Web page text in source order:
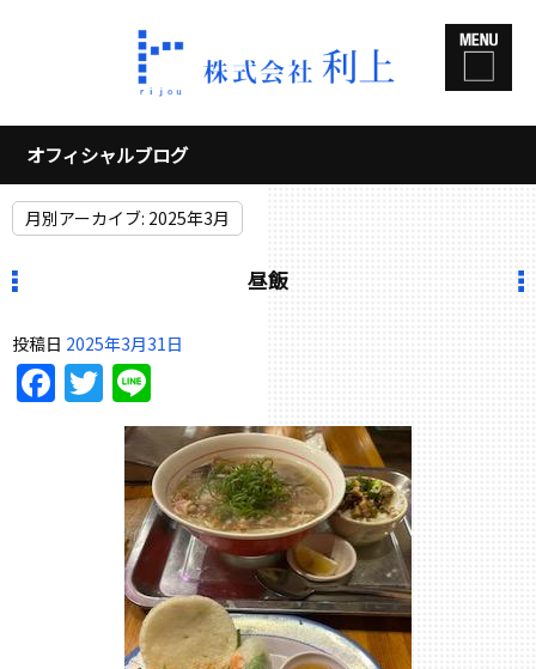
オフィシャルブログ
月別アーカイブ: 2025年3月
昼飯
投稿日 2025年3月31日
Facebook
Twitter